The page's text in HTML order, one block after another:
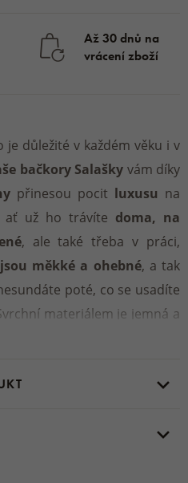
Až 30 dnů na
vrácení zboží
je důležité v každém věku i v
bačkory Salašky vám díky
přinesou pocit luxusu na
ať už ho trávíte doma, na
, ale také třeba v práci,
měkké a ohebné, a tak
poté, co se usadíte
materiálem je jemná a